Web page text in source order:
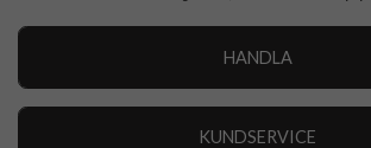
HANDLA
KUNDSERVICE